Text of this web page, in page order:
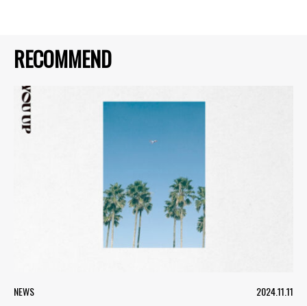
RECOMMEND
NEWS 2024.11.11